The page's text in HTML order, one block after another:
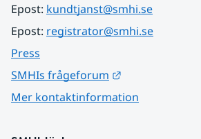
Epost: kundtjanst@smhi.se
Epost: registrator@smhi.se
Press
SMHIs frågeforum
Mer kontaktinformation